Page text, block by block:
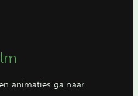
animaties ga naar